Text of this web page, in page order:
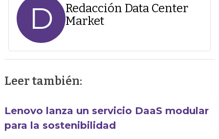
D
Redacción Data Center
Market
Leer también:
Lenovo lanza un servicio DaaS modular
para la sostenibilidad